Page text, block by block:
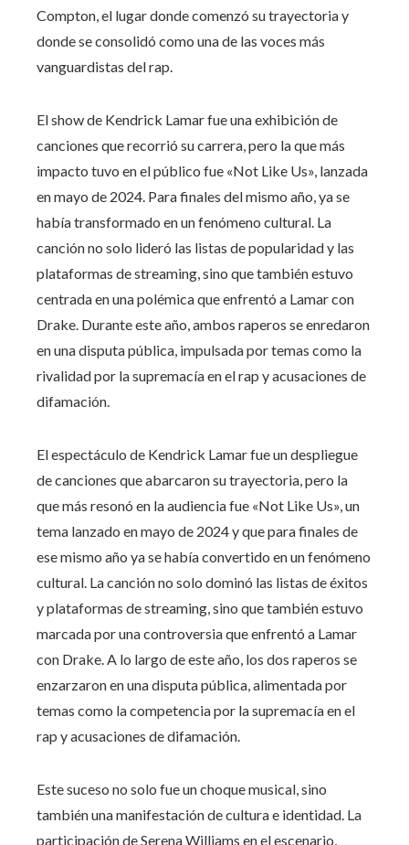
Compton, el lugar donde comenzó su trayectoria y
donde se consolidó como una de las voces más
vanguardistas del rap.
El show de Kendrick Lamar fue una exhibición de
canciones que recorrió su carrera, pero la que más
impacto tuvo en el público fue «Not Like Us», lanzada
en mayo de 2024. Para finales del mismo año, ya se
había transformado en un fenómeno cultural. La
canción no solo lideró las listas de popularidad y las
plataformas de streaming, sino que también estuvo
centrada en una polémica que enfrentó a Lamar con
Drake. Durante este año, ambos raperos se enredaron
en una disputa pública, impulsada por temas como la
rivalidad por la supremacía en el rap y acusaciones de
difamación.
El espectáculo de Kendrick Lamar fue un despliegue
de canciones que abarcaron su trayectoria, pero la
que más resonó en la audiencia fue «Not Like Us», un
tema lanzado en mayo de 2024 y que para finales de
ese mismo año ya se había convertido en un fenómeno
cultural. La canción no solo dominó las listas de éxitos
y plataformas de streaming, sino que también estuvo
marcada por una controversia que enfrentó a Lamar
con Drake. A lo largo de este año, los dos raperos se
enzarzaron en una disputa pública, alimentada por
temas como la competencia por la supremacía en el
rap y acusaciones de difamación.
Este suceso no solo fue un choque musical, sino
también una manifestación de cultura e identidad. La
participación de Serena Williams en el escenario,